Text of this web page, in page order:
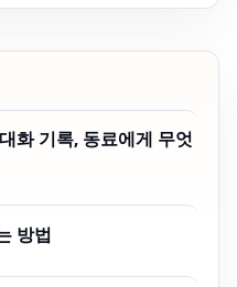
화 기록, 동료에게 무엇
방법